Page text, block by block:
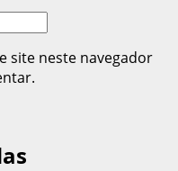
site neste navegador